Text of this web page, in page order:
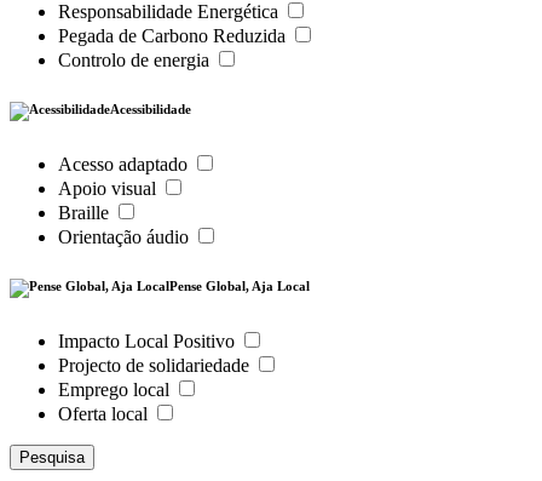
Responsabilidade Energética
Pegada de Carbono Reduzida
Controlo de energia
Acessibilidade
Acesso adaptado
Apoio visual
Braille
Orientação áudio
Pense Global, Aja Local
Impacto Local Positivo
Projecto de solidariedade
Emprego local
Oferta local
Pesquisa